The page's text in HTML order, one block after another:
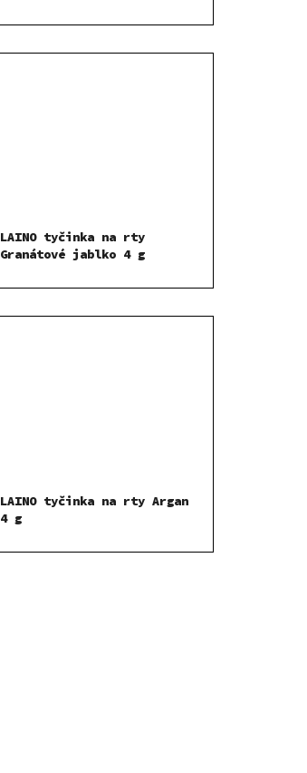
LAINO tyčinka na rty
Granátové jablko 4 g
LAINO tyčinka na rty Argan
4 g